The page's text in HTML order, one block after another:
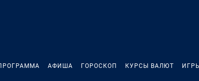
АФИША ГОРОСКОП КУРСЫ ВАЛЮТ ИГРЫ